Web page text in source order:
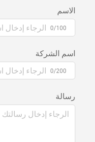
الاسم
0/100
اسم الشركة
0/200
رسالة